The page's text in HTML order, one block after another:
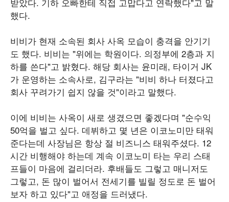
했다.
비비가 현재 소속된 회사 사옥 모습이 충격을 안기기
도 했다. 비비는 "위에는 학원이다. 의정부에 2층과 지
하를 쓴다"고 밝혔다. 해당 회사는 윤미래, 타이거 JK
가 운영하는 소속사로, 김구라는 "비비 하나 터졌다고
회사 꾸려가기 쉽지 않을 것"이라고 말했다.
이에 비비는 사옥이 새로 생겼으면 좋겠다며 "순수익
50억을 벌고 싶다. 데뷔하고 몇 년은 이코노미만 태워
준다는데 사장님은 항상 절 비즈니스 태워주셨다. 12
시간 비행해야 하는데 계속 이코노미 타는 우리 스태
프들이 마음에 걸리더라. 후배들도 그렇고 매니저도
그렇고, 돈 많이 벌어서 전세기를 빌릴 정도로 돈 벌어
보자 하고 있다"고 애정을 드러냈다.